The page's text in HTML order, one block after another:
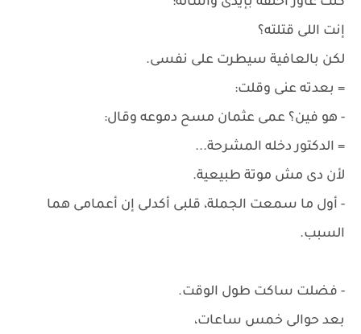
إنت اللى قتلته؟
لكن بالعافية سيطرت على نفسى.
= بعدته عنى وقلت:
- هو فين؟ عمى عثمان مسح دموعه وقال:
= الدكتور دخله المشرحة...
لأن دى مش موتة طبيعية.
- أول ما سمعت الجملة، قلبى أكدلى إن أعمامى هما
السبب.
- فضلت ساكت طول الوقت.
بعد حوالى خمس ساعات،